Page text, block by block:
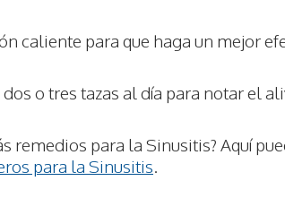
caliente para que haga un mejor
o tres tazas al día para notar el
remedios para la Sinusitis? Aquí
para la Sinusitis.